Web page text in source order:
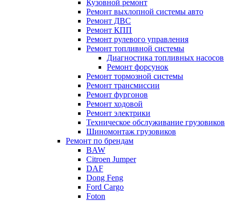
Кузовной ремонт
Ремонт выхлопной системы авто
Ремонт ДВС
Ремонт КПП
Ремонт рулевого управления
Ремонт топливной системы
Диагностика топливных насосов
Ремонт форсунок
Ремонт тормозной системы
Ремонт трансмиссии
Ремонт фургонов
Ремонт ходовой
Ремонт электрики
Техническое обслуживание грузовиков
Шиномонтаж грузовиков
Ремонт по брендам
BAW
Citroen Jumper
DAF
Dong Feng
Ford Cargo
Foton